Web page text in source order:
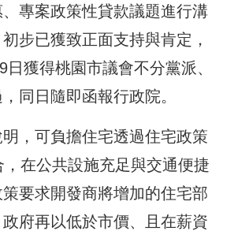
專案政策性貸款議題進行溝
步已獲致正面支持與肯定，
日獲得桃園市議會不分黨派、
同日隨即函報行政院。
，可負擔住宅透過住宅政策
在公共設施充足與交通便捷
要求開發商將增加的住宅部
府再以低於市價、且在薪資